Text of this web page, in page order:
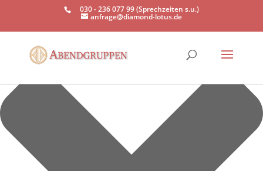
Einwilligung verwalten030 - 236 077 99 (Sprechzeiten s.u.)
anfrage@diamond-lotus.de